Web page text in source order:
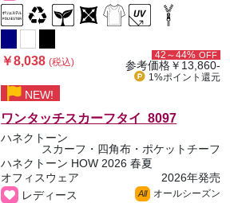
￥8,038(税込)
42～44% OFF
参考価格￥13,860-
1%ポイント 還元
NEW!
ワンタッチスカーフタイ 8097
ハネクトーン
スカーフ・四角布・ポケットチーフ
ハネクトーン HOW 2026 春夏
オフィスウェア
2026年発売
レディース
All オールシーズン